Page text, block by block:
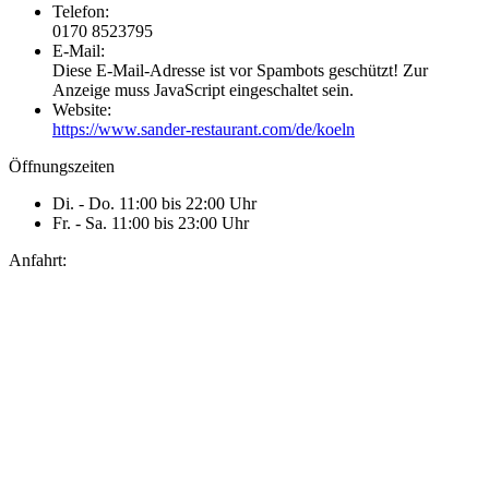
Telefon:
0170 8523795
E-Mail:
Diese E-Mail-Adresse ist vor Spambots geschützt! Zur
Anzeige muss JavaScript eingeschaltet sein.
Website:
https://www.sander-restaurant.com/de/koeln
Öffnungszeiten
Di. - Do. 11:00 bis 22:00 Uhr
Fr. - Sa. 11:00 bis 23:00 Uhr
Anfahrt: